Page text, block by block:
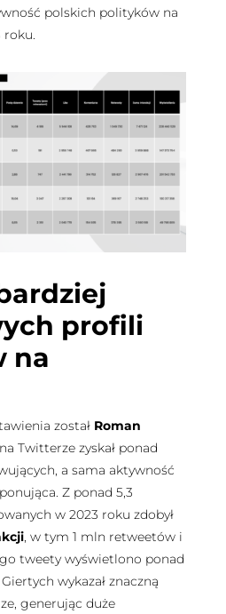
polskich polityków na
roku.
profili
na
został Roman
Twitterze zyskał ponad
a sama aktywność
Z ponad 5,3
w 2023 roku zdobył
, w tym 1 mln retweetów i
tweety wyświetlono ponad
wykazał znaczną
generując duże